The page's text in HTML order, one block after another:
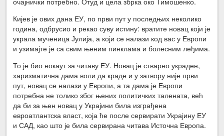
Кијев је ових дана ЕУ, по први пут у последњих неколико
година, одбрусио и рекао суву истину: вратите новац који је
украла мученица Јулија, а који се налази код вас у Европи
и узимајте је са свим њеним пинклама и болесним леђима.
То је био нокаут за читаву ЕУ. Новац је стварно украден,
харизматична дама воли да краде и у затвору није први
пут, новац се налази у Европи, а та дама је Европи
потребна не толико због њених политичких талената, већ
да би за њен новац у Украјини била изграђена
евроатлантска власт, која ће после сервирати Украјину ЕУ
и САД, као што је била сервирана читава Источна Европа.